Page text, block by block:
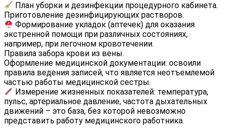
План уборки и дезинфекции процедурного кабинета.
Приготовление дезинфицирующих растворов.
Формирование укладок (аптечек) для оказания
экстренной помощи при различных состояниях,
например, при легочном кровотечении.
Правила забора крови из вены.
Оформление медицинской документации: освоили
правила ведения записей, что является неотъемлемой
частью работы медицинской сестры.
Измерение жизненных показателей: температура,
пульс, артериальное давление, частота дыхательных
движений – это база, без которой невозможно
представить работу медицинского работника.